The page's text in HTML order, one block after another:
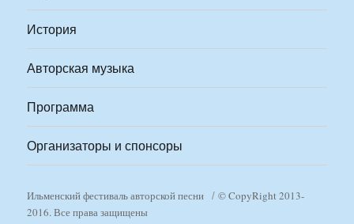
История
Авторская музыка
Программа
Организаторы и спонсоры
Ильменский фестиваль авторской песни
© CopyRight 2013-
2016. Все права защищены